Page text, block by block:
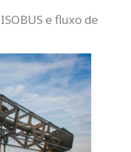
e fluxo de